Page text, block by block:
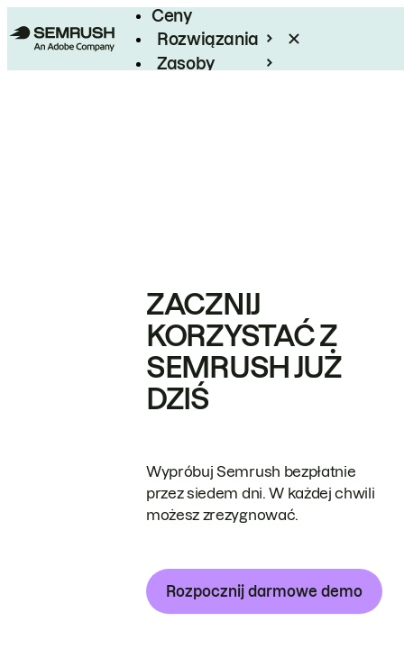
Ceny
Rozwiązania
Zasoby
ZACZNIJ
KORZYSTAĆ Z
SEMRUSH JUŻ
DZIŚ
Wypróbuj Semrush bezpłatnie
przez siedem dni. W każdej chwili
możesz zrezygnować.
Rozpocznij darmowe demo